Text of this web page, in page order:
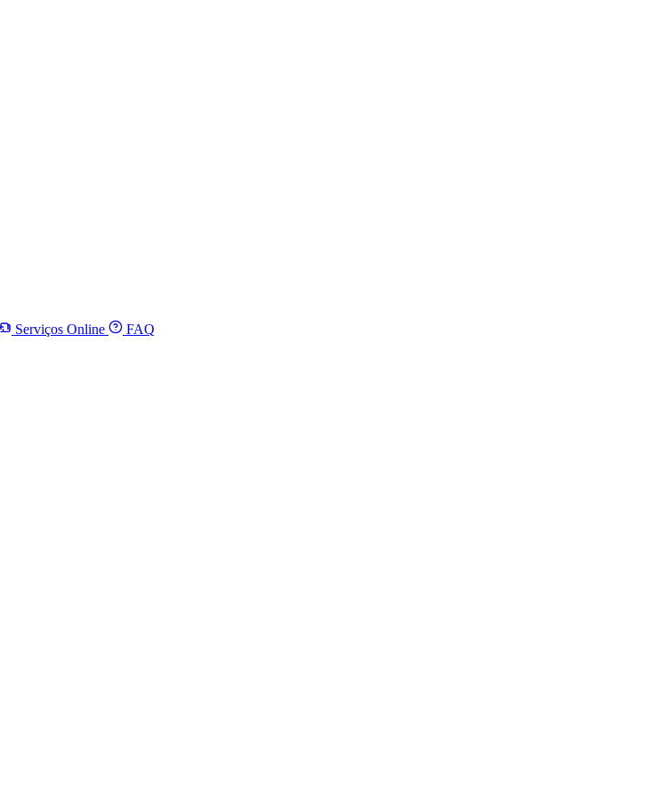
Serviços Online FAQ